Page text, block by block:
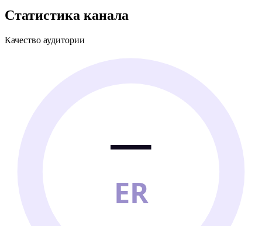
Статистика канала
Качество аудитории
—
ER